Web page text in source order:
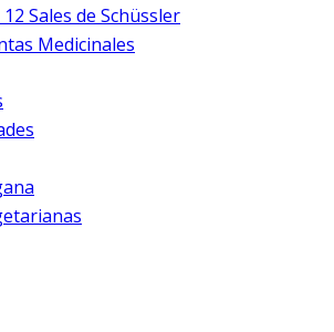
12 Sales de Schüssler
Medicinales